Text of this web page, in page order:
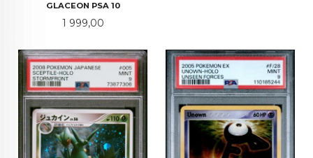
GLACEON PSA 10
Pris
1 999,00